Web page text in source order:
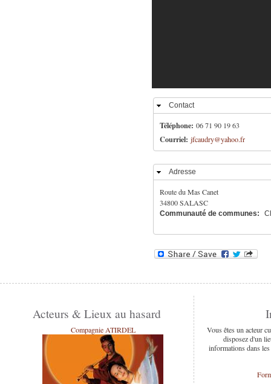
Masquer
Contact
Téléphone: 06 71 90 19 63
Courriel: jfcaudry@yahoo.fr
Masquer
Adresse
Route du Mas Canet
34800SALASC
Communauté de communes:
Acteurs & Lieux au hasard
Vous êtes un acteur
disposez d'un
informations dans